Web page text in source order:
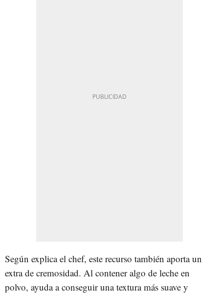
Según explica el chef, este recurso también aporta un
extra de cremosidad. Al contener algo de leche en
polvo, ayuda a conseguir una textura más suave y